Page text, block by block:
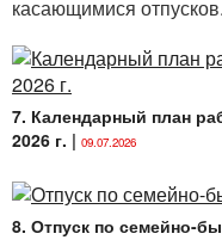
касающимися отпусков.
7. Календарный план
2026 г. | 09.07.2026
8. Отпуск по семейно-